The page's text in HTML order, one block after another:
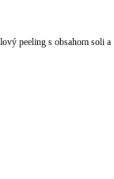
peeling s obsahom soli a